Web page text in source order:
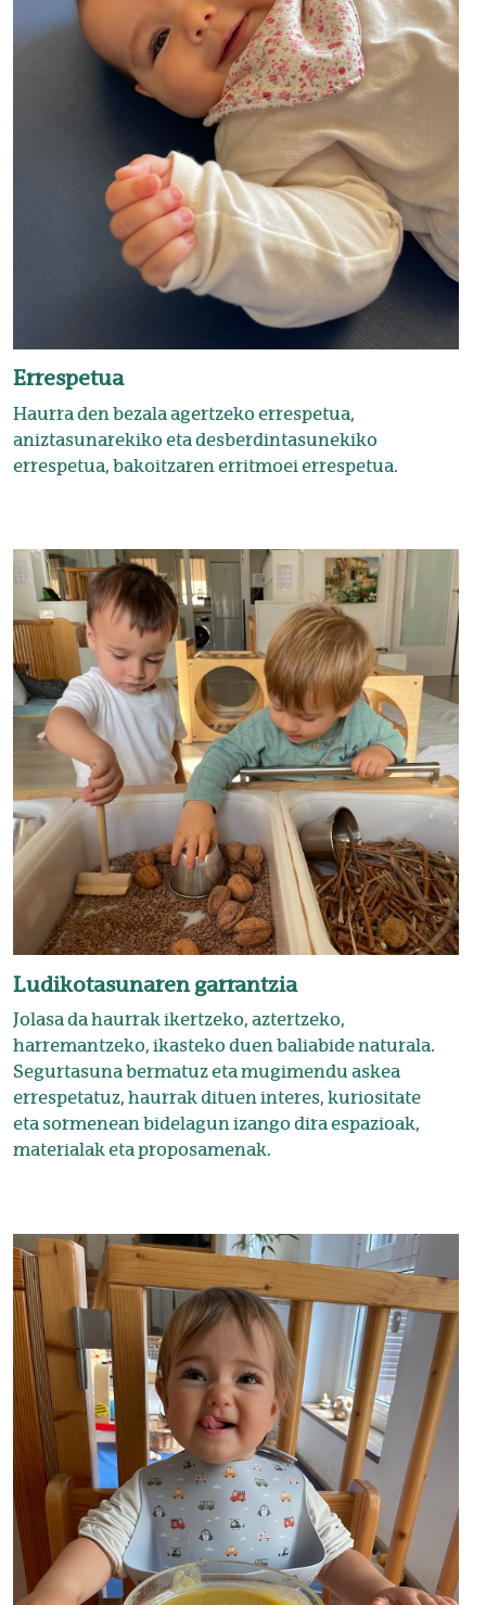
Errespetua
Haurra den bezala agertzeko errespetua,
aniztasunarekiko eta desberdintasunekiko
errespetua, bakoitzaren erritmoei errespetua.
Ludikotasunaren garrantzia
Jolasa da haurrak ikertzeko, aztertzeko,
harremantzeko, ikasteko duen baliabide naturala.
Segurtasuna bermatuz eta mugimendu askea
errespetatuz, haurrak dituen interes, kuriositate
eta sormenean bidelagun izango dira espazioak,
materialak eta proposamenak.